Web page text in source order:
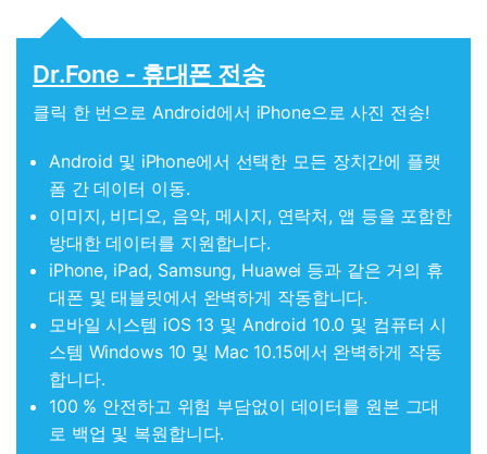
Dr.Fone - 휴대폰 전송
클릭 한 번으로 Android에서 iPhone으로 사진 전송!
Android 및 iPhone에서 선택한 모든 장치간에 플랫
폼 간 데이터 이동.
이미지, 비디오, 음악, 메시지, 연락처, 앱 등을 포함한
방대한 데이터를 지원합니다.
iPhone, iPad, Samsung, Huawei 등과 같은 거의 휴
대폰 및 태블릿에서 완벽하게 작동합니다.
모바일 시스템 iOS 13 및 Android 10.0 및 컴퓨터 시
스템 Windows 10 및 Mac 10.15에서 완벽하게 작동
합니다.
100 % 안전하고 위험 부담없이 데이터를 원본 그대
로 백업 및 복원합니다.